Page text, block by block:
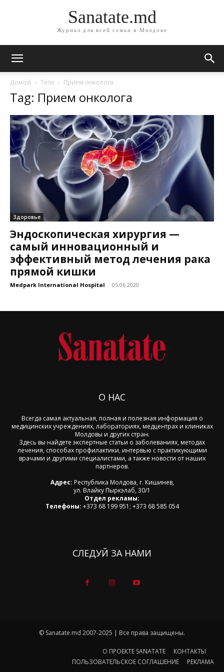
Sanatate.md
Журнал для всей семьи в Молдове
Домой Теги Прием онколога
Tag: Прием онколога
Здоровье
Эндоскопическая хирургия —
самый инновационный и
эффективный метод лечения рака
прямой кишки
Medpark International Hospital - 05.06.2020
О НАС
Всегда самая актуальная, полная и полезная информация о
медицинских учреждениях, лабораториях, медцентрах и клиниках
Молдовы и других стран.
Здесь вы найдете экспертные статьи о заболеваниях, методах
лечения, способах профилактики, интервью с практикующими
врачами и другими специалистами, а также новости от наших
партнеров.
Адрес: Республика Молдова, г. Кишинев,
ул. Влайку Пыркэлаб, 30/1
Отдел рекламы:
Телефоны: +373 68 199 951; +373 68 585 054
СЛЕДУЙ ЗА НАМИ
© Sanatate.md 2007-2025 | Все права защищены.
О ПРОЕКТЕ SANATATE
КОНТАКТЫ
ПОЛЬЗОВАТЕЛЬСКОЕ СОГЛАШЕНИЕ
РЕКЛАМА